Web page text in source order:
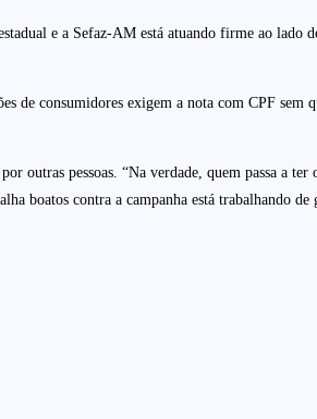
e a Sefaz-AM está atuando firme ao lado
de consumidores exigem a nota com CPF sem
outras pessoas. “Na verdade, quem passa a ter
boatos contra a campanha está trabalhando de